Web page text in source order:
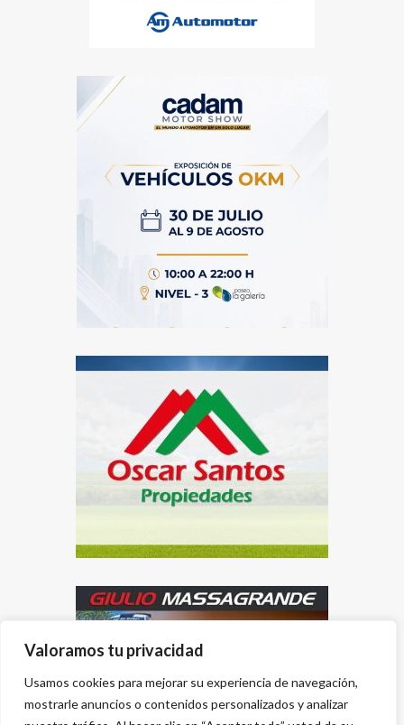
Valoramos tu privacidad
Usamos cookies para mejorar su experiencia de navegación,
mostrarle anuncios o contenidos personalizados y analizar